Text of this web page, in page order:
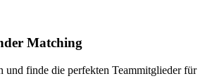
Matching
und finde die perfekten Teammitglieder für